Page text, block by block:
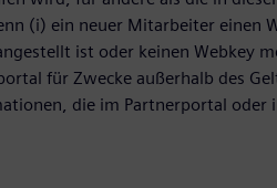
(i) ein neuer Mitarbeiter einen
ist oder keinen Webkey
für Zwecke außerhalb des
die im Partnerportal oder